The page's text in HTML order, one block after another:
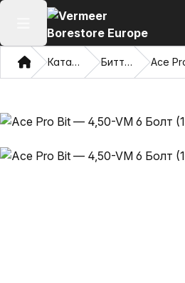
Негізгі мәзірді ашу
Үй Каталог Биттер